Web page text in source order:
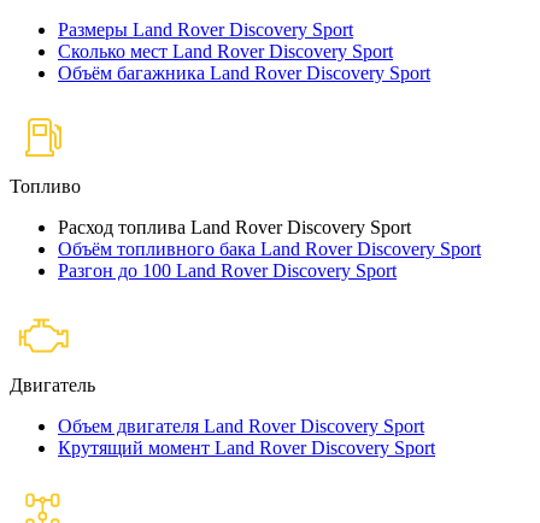
Размеры Land Rover Discovery Sport
Сколько мест Land Rover Discovery Sport
Объём багажника Land Rover Discovery Sport
Топливо
Расход топлива Land Rover Discovery Sport
Объём топливного бака Land Rover Discovery Sport
Разгон до 100 Land Rover Discovery Sport
Двигатель
Объем двигателя Land Rover Discovery Sport
Крутящий момент Land Rover Discovery Sport